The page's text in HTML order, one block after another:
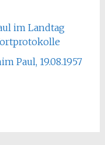
im Landtag
Paul, 19.08.1957